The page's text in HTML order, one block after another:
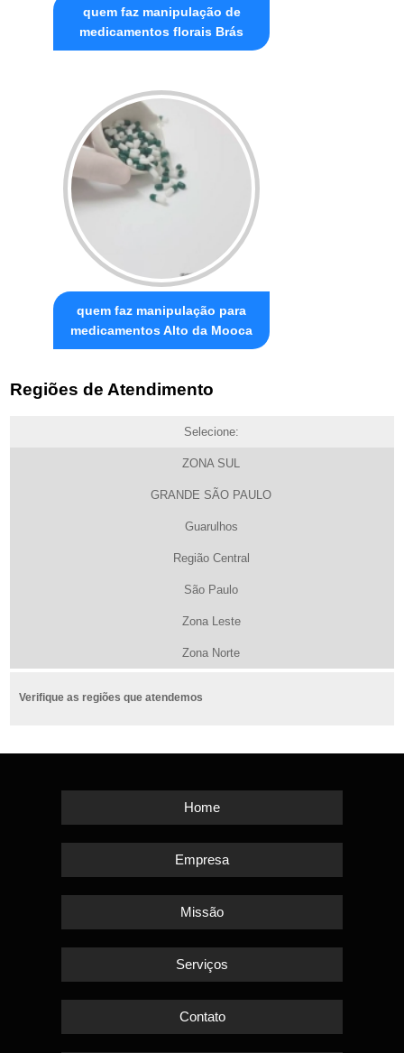
quem faz manipulação de
medicamentos florais Brás
quem faz manipulação para
medicamentos Alto da Mooca
Regiões de Atendimento
Selecione:
ZONA SUL
GRANDE SÃO PAULO
Guarulhos
Região Central
São Paulo
Zona Leste
Zona Norte
Verifique as regiões que atendemos
Home
Empresa
Missão
Serviços
Contato